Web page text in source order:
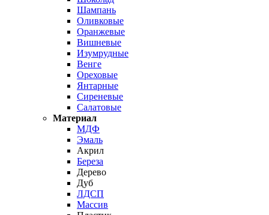
Шампань
Оливковые
Оранжевые
Вишневые
Изумрудные
Венге
Ореховые
Янтарные
Сиреневые
Салатовые
Материал
МДФ
Эмаль
Акрил
Береза
Дерево
Дуб
ЛДСП
Массив